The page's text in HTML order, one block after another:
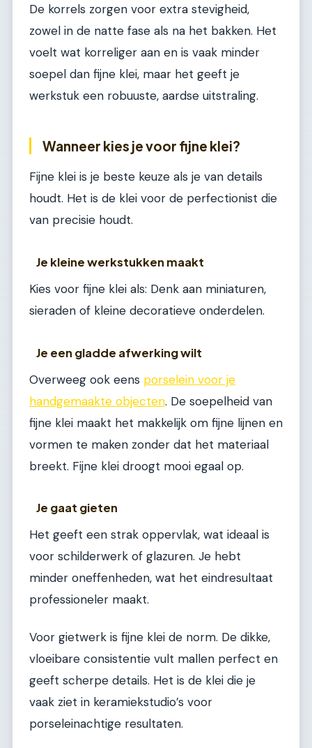
De korrels zorgen voor extra stevigheid,
zowel in de natte fase als na het bakken. Het
voelt wat korreliger aan en is vaak minder
soepel dan fijne klei, maar het geeft je
werkstuk een robuuste, aardse uitstraling.
Wanneer kies je voor fijne klei?
Fijne klei is je beste keuze als je van details
houdt. Het is de klei voor de perfectionist die
van precisie houdt.
Je kleine werkstukken maakt
Kies voor fijne klei als: Denk aan miniaturen,
sieraden of kleine decoratieve onderdelen.
Je een gladde afwerking wilt
Overweeg ook eens porselein voor je
handgemaakte objecten. De soepelheid van
fijne klei maakt het makkelijk om fijne lijnen en
vormen te maken zonder dat het materiaal
breekt. Fijne klei droogt mooi egaal op.
Je gaat gieten
Het geeft een strak oppervlak, wat ideaal is
voor schilderwerk of glazuren. Je hebt
minder oneffenheden, wat het eindresultaat
professioneler maakt.
Voor gietwerk is fijne klei de norm. De dikke,
vloeibare consistentie vult mallen perfect en
geeft scherpe details. Het is de klei die je
vaak ziet in keramiekstudio’s voor
porseleinachtige resultaten.